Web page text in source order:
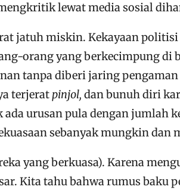
lewat media sosial
jatuh miskin. Kekayaan politisi
orang yang berkecimpung
tanpa diberi jaring
terjerat pinjol, dan bunuh diri
urusan pula dengan jumlah
sebanyak mungkin dan
yang berkuasa). Karena
Kita tahu bahwa rumus baku